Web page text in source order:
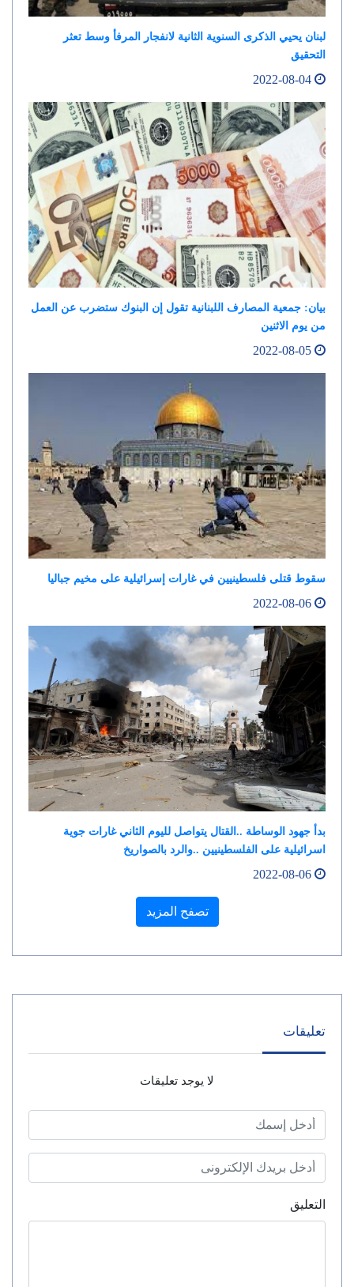
لبنان يحيي الذكرى السنوية الثانية لانفجار المرفأ وسط تعثر
التحقيق
بيان: جمعية المصارف اللبنانية تقول إن البنوك ستضرب عن العمل
من يوم الاثنين
سقوط قتلى فلسطينيين في غارات إسرائيلية على مخيم جباليا
بدأ جهود الوساطة ..القتال يتواصل لليوم الثاني غارات جوية
اسرائيلية على الفلسطينيين ..والرد بالصواريخ
تصفح المزيد
تعليقات
لا يوجد تعليقات
التعليق